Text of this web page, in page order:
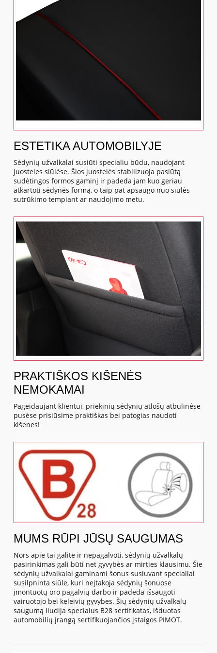
ESTETIKA AUTOMOBILYJE
Sėdynių užvalkalai susiūti specialiu būdu, naudojant
juosteles siūlėse. Šios juostelės stabilizuoja pasiūtą
sudėtingos formos gaminį ir padeda jam kuo geriau
atkartoti sėdynės formą, o taip pat apsaugo nuo siūlės
sutrūkimo tempiant ar naudojimo metu.
PRAKTIŠKOS KIŠENĖS
NEMOKAMAI
Pageidaujant klientui, priekinių sėdynių atlošų atbulinėse
pusėse prisiūsime praktiškas bei patogias naudoti
kišenes!
MUMS RŪPI JŪSŲ SAUGUMAS
Nors apie tai galite ir nepagalvoti, sėdynių užvalkalų
pasirinkimas gali būti net gyvybės ar mirties klausimu. Šie
sėdynių užvalkalai gaminami šonus susiuvant specialiai
susilpninta siūle, kuri neįtakoja sėdynių šonuose
įmontuotų oro pagalvių darbo ir padeda išsaugoti
vairuotojo bei keleivių gyvybes. Šių sėdynių užvalkalų
saugumą liudija specialus B28 sertifikatas, išduotas
automobilių įrangą sertifikuojančios įstaigos PIMOT.